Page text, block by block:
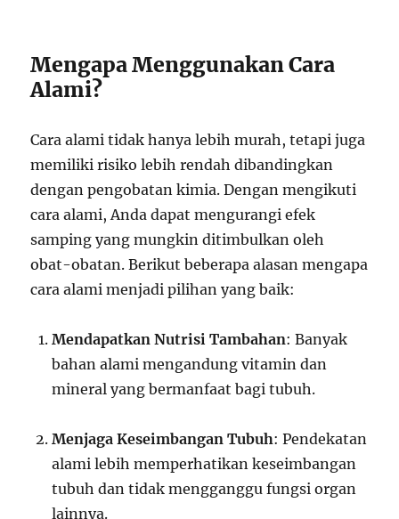
Mengapa Menggunakan Cara
Alami?
Cara alami tidak hanya lebih murah, tetapi juga
memiliki risiko lebih rendah dibandingkan
dengan pengobatan kimia. Dengan mengikuti
cara alami, Anda dapat mengurangi efek
samping yang mungkin ditimbulkan oleh
obat-obatan. Berikut beberapa alasan mengapa
cara alami menjadi pilihan yang baik:
Mendapatkan Nutrisi Tambahan: Banyak
bahan alami mengandung vitamin dan
mineral yang bermanfaat bagi tubuh.
Menjaga Keseimbangan Tubuh: Pendekatan
alami lebih memperhatikan keseimbangan
tubuh dan tidak mengganggu fungsi organ
lainnya.